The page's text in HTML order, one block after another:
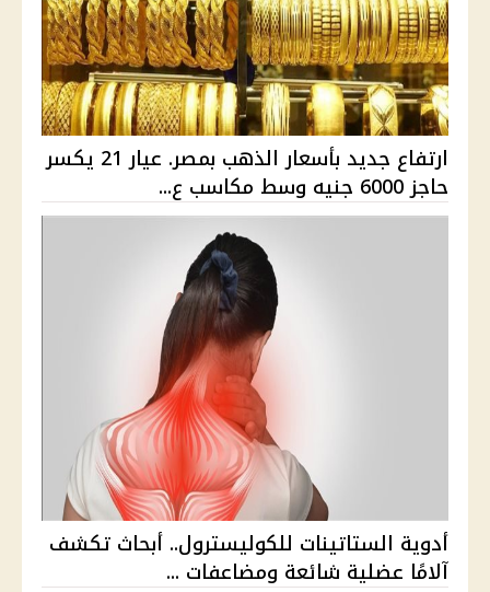
ارتفاع جديد بأسعار الذهب بمصر. عيار 21 يكسر
حاجز 6000 جنيه وسط مكاسب ع...
أدوية الستاتينات للكوليسترول.. أبحاث تكشف
آلامًا عضلية شائعة ومضاعفات ...